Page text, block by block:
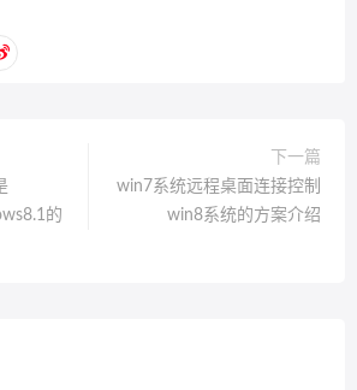
的
下一篇
win7系统远程桌面连接控制
win8系统的方案介绍